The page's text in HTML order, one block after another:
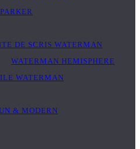
DE SCRIS WATERMAN
WATERMAN HEMISPHERE
WATERMAN
& MODERN